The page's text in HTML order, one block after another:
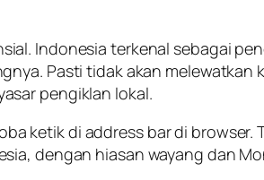
Indonesia terkenal sebagai
Pasti tidak akan melewatkan
pengiklan lokal.
ketik di address bar di browser.
dengan hiasan wayang dan